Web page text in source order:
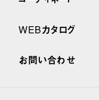
WEBカタログ
お問い合わせ